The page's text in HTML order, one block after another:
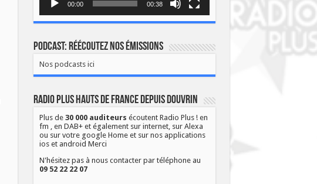
00:00 00:38
Podcast: Réécoutez nos émissions
Nos podcasts ici
Radio Plus Hauts de France depuis Douvrin
Plus de 30 000 auditeurs écoutent Radio Plus ! en
fm , en DAB+ et également sur internet, sur Alexa
ou sur votre google Home et sur nos applications
ios et android Merci
N'hésitez pas à nous contacter par téléphone au
09 52 22 22 07